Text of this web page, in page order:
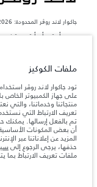
جاكوار لاند روڨر المحدودة: 2026
مصر, أم تي أي أوتو موتيف
والحد الأقصى لأحمال المحور
المعلومات والمواصفات
آخر، كما أنّها قد تتغير بدون
والتحقق من الأسعار.
ملاحظة مهمة حول الصور
في مواصفات تصميم السيارات
للغاية، ونتيجة لذلك، قد لا
بالكامل بالنسبة إلى الميزات
ملفات الكوكيز
تود جاكوار لاند روڤر
على جهاز الكمبيوتر الخاص
منتجاتنا وخدماتنا، والتي
تعريف الارتباط التي
تم بالفعل إرسالها. يمكنك
أن بعض المكونات
المزيد عن إعلاناتنا عبر
حذفها، يرجى الرجوع إلى
ملفات تعريف الارتباط بما